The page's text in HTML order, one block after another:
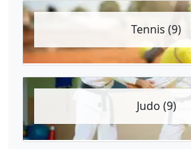
Tennis (9)
Judo (9)